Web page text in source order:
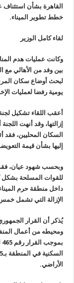
القاهرة بشأن استئناف
خطط تطوير الميناء.
لقاء كامل الوزير
وكانت عمليات هدم
لبحث أوضاع سكان
يومية رفضا لعمليات
أعقب اللقاء تشكيل
السكان المحليين، فقد
إليها بشأن قيمة
وبحسب شهود عيان، فقد
للقوات المسلحة بشكل
داخل منطقة حرم
الإزالة التي تشمل
ومحيطه من أعمال
الأراضي.